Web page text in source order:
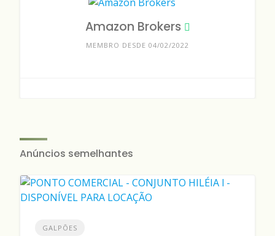
Amazon Brokers
MEMBRO DESDE 04/02/2022
Anúncios semelhantes
GALPÕES